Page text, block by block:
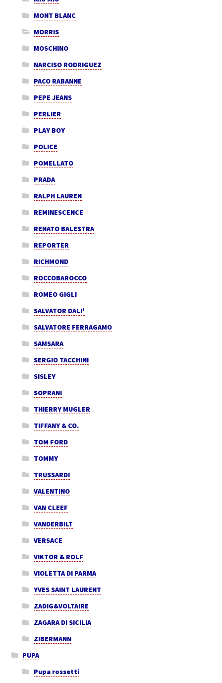
MONT BLANC
MORRIS
MOSCHINO
NARCISO RODRIGUEZ
PACO RABANNE
PEPE JEANS
PERLIER
PLAY BOY
POLICE
POMELLATO
PRADA
RALPH LAUREN
REMINESCENCE
RENATO BALESTRA
REPORTER
RICHMOND
ROCCOBAROCCO
ROMEO GIGLI
SALVATOR DALI'
SALVATORE FERRAGAMO
SAMSARA
SERGIO TACCHINI
SISLEY
SOPRANI
THIERRY MUGLER
TIFFANY & CO.
TOM FORD
TOMMY
TRUSSARDI
VALENTINO
VAN CLEEF
VANDERBILT
VERSACE
VIKTOR & ROLF
VIOLETTA DI PARMA
YVES SAINT LAURENT
ZADIG&VOLTAIRE
ZAGARA DI SICILIA
ZIBERMANN
PUPA
Pupa rossetti